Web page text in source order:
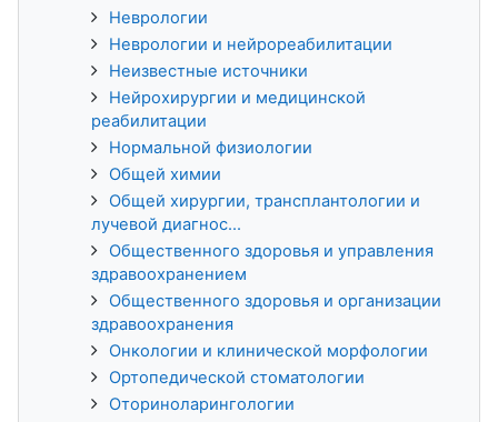
Неврологии
Неврологии и нейрореабилитации
Неизвестные источники
Нейрохирургии и медицинской
реабилитации
Нормальной физиологии
Общей химии
Общей хирургии, трансплантологии и
лучевой диагнос...
Общественного здоровья и управления
здравоохранением
Общественного здоровья и организации
здравоохранения
Онкологии и клинической морфологии
Ортопедической стоматологии
Оториноларингологии